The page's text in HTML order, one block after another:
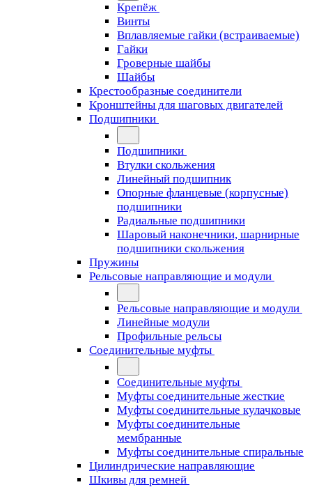
Крепёж
Винты
Вплавляемые гайки (встраиваемые)
Гайки
Гроверные шайбы
Шайбы
Крестообразные соединители
Кронштейны для шаговых двигателей
Подшипники
Подшипники
Втулки скольжения
Линейный подшипник
Опорные фланцевые (корпусные)
подшипники
Радиальные подшипники
Шаровый наконечники, шарнирные
подшипники скольжения
Пружины
Рельсовые направляющие и модули
Рельсовые направляющие и модули
Линейные модули
Профильные рельсы
Соединительные муфты
Соединительные муфты
Муфты соединительные жесткие
Муфты соединительные кулачковые
Муфты соединительные
мембранные
Муфты соединительные спиральные
Цилиндрические направляющие
Шкивы для ремней